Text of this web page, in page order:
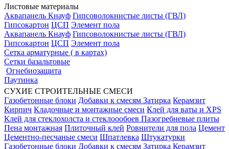
Листовые материалы
Аквапанель Кнауф Гипсоволокнистые листы (ГВЛ)
Гипсокартон ЦСП Элемент пола
Аквапанель Кнауф Гипсоволокнистые листы (ГВЛ)
Гипсокартон ЦСП Элемент пола
Сетка арматурные ( в картах)
Сетки базальтовые
Огнебиозащита
Паутинка
СУХИЕ СТРОИТЕЛЬНЫЕ СМЕСИ
Газобетонные блоки Добавки к смесям Затирка Керамзит
Кирпич Кладочные и монтажные смеси Клей для ваты и XPS
Клей для стеклохолста и стеклоообоев Пазогребневые плиты
Пена монтажная Плиточный клей Ровнители для пола Цемент
Цементно-песчаные смеси Шпатлевка Штукатурки
Газобетонные блоки Добавки к смесям Затирка Керамзит